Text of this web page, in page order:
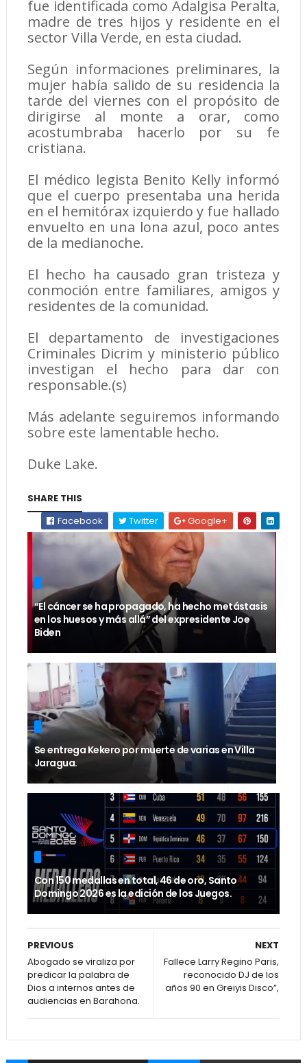
fue identificada como Adalgisa Peralta,
madre de tres hijos y residente en el
sector Villa Verde, en esta ciudad.
Según informaciones preliminares, la
mujer había salido de su residencia la
tarde del viernes con el propósito de
dirigirse al monte a orar, como
acostumbraba hacerlo por su fe
cristiana.
El médico legista Benito Kelly informó
que el cuerpo presentaba una herida
en el hemitórax izquierdo y fue hallado
envuelto en una lona azul, poco antes
de la medianoche.
El hecho ha causado gran tristeza y
conmoción entre familiares, amigos y
residentes de la comunidad.
El departamento de investigaciones
Criminales Dicrim y ministerio público
investigan el hecho para dar con
responsable.(s)
Más adelante seguiremos informando
sobre este lamentable hecho.
Duke Lake.
SHARE THIS
Facebook
Twitter Google+
“El cáncer se ha propagado, ha hecho metástasis
en los huesos y más allá” del expresidente Joe
Biden
Se entrega Kekero por muerte de varias en Villa
Jaragua.
Con 150 medallas en total, 46 de oro, Santo
Domingo 2026 es la edición de los Juegos.
NEXT
Fallece Larry Regino Paris,
reconocido DJ de los
años 90 en Greiyis Disco”,
PREVIOUS
Abogado se viraliza por
predicar la palabra de
Dios a internos antes de
audiencias en Barahona.